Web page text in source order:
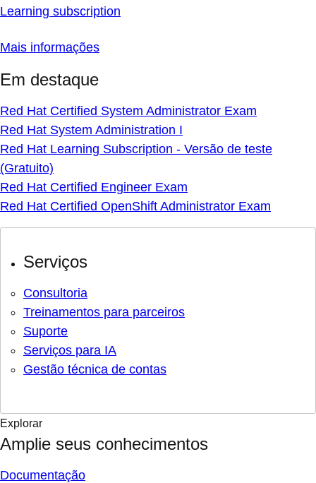
Learning subscription
Mais informações
Em destaque
Red Hat Certified System Administrator Exam
Red Hat System Administration I
Red Hat Learning Subscription - Versão de teste
(Gratuito)
Red Hat Certified Engineer Exam
Red Hat Certified OpenShift Administrator Exam
Serviços
Consultoria
Treinamentos para parceiros
Suporte
Serviços para IA
Gestão técnica de contas
Explorar
Amplie seus conhecimentos
Documentação